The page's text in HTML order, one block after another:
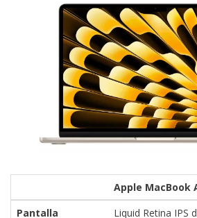
Apple MacBook
Pantalla
Liquid Retina IPS